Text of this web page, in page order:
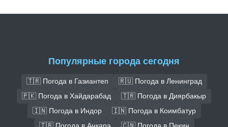
Популярные города сегодня
🇹🇷 Погода в Газиантеп
🇷🇺 Погода в Ленинград
🇵🇰 Погода в Хайдарабад
🇹🇷 Погода в Диярбакыр
🇮🇳 Погода в Индор
🇮🇳 Погода в Коимбатур
🇹🇷 Погода в Анкара
🇨🇳 Погода в Пекин